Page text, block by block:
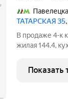
ТАТАРСКАЯ 35
В продаже 4-к
жилая 144.4,
сдачи: 3 кв.
Показать